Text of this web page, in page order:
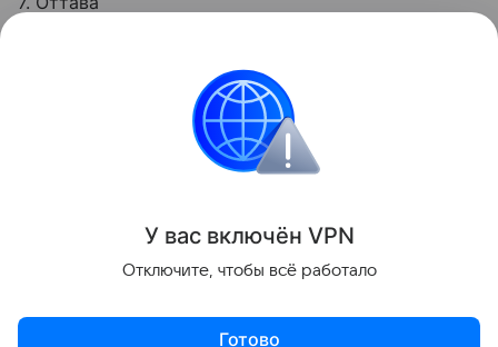
Поделиться
У вас включён VPN
Отключите, чтобы всё работало
Готово